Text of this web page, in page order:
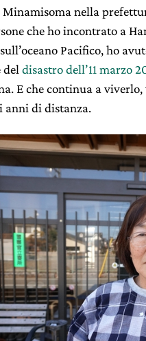
nella
che ho incontrato a
Pacifico, ho
del disastro dell’11 marzo
E che continua a
anni di distanza.